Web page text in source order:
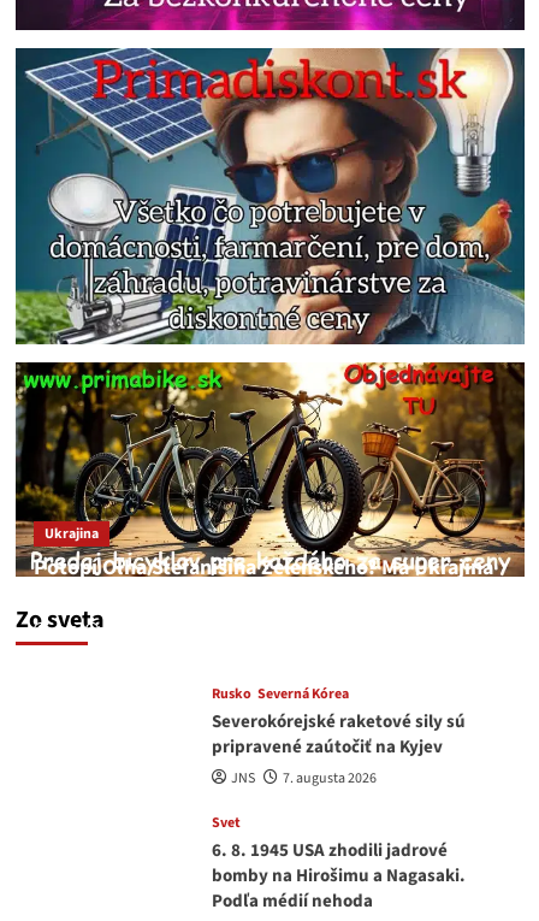
Zo sveta
Ukrajina
Potopí Oľha Stefanišina Zelenského? Má Ukrajina
JNS
Rusko Severná Kórea
Severokórejské raketové sily sú
pripravené zaútočiť na Kyjev
JNS 7. augusta 2026
Svet
6. 8. 1945 USA zhodili jadrové
bomby na Hirošimu a Nagasaki.
Podľa médií nehoda